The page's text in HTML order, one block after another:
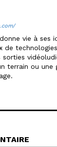
vie à ses
de
terrain ou une